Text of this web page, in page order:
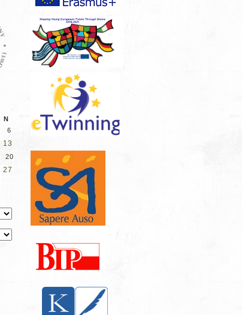
N
6
13
20
27